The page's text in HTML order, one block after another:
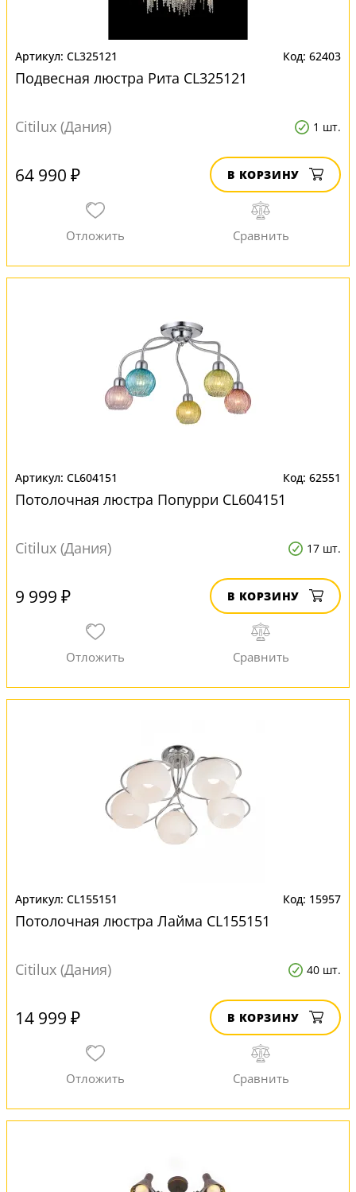
CL325121 62403
Подвесная люстра Рита CL325121
Citilux (Дания) 1 шт.
64 990 ₽ В КОРЗИНУ
CL604151 62551
Потолочная люстра Попурри CL604151
Citilux (Дания) 17 шт.
9 999 ₽ В КОРЗИНУ
CL155151 15957
Потолочная люстра Лайма CL155151
Citilux (Дания) 40 шт.
14 999 ₽ В КОРЗИНУ